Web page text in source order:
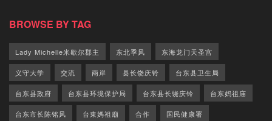
BROWSE BY TAG
Lady Michelle米歇尔郡主 东北季风 东海龙门天圣宫
义守大学 交流 兩岸 县长饶庆铃 台东县卫生局
台东县政府 台东县环境保护局 台东县长饶庆铃 台东妈祖庙
台东市长陈铭风 台東媽祖廟 合作 国民健康署